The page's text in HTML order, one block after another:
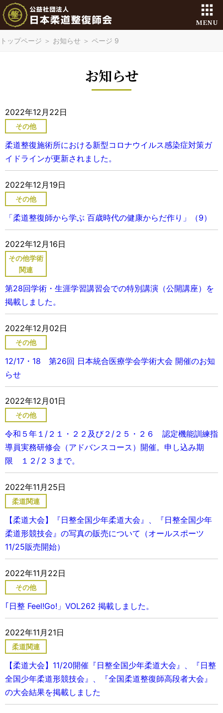
MENU
トップページ ＞ お知らせ ＞ ページ 9
お知らせ
2022年12月22日
その他
柔道整復施術所における新型コロナウイルス感染症対策ガ
イドラインが更新されました。
2022年12月19日
その他
「柔道整復師から学ぶ 百歳時代の健康からだ作り」（9）
2022年12月16日
その他学術
関連
第28回学術・生涯学習講習会での特別講演（公開講座）を
掲載しました。
2022年12月02日
その他
12/17・18 第26回 日本統合医療学会学術大会 開催のお知
らせ
2022年12月01日
その他
令和５年１/２１・２２及び２/２５・２６ 認定機能訓練指
導員実務研修会（アドバンスコース）開催。申し込み期
限 １２/２３まで。
2022年11月25日
柔道関連
【柔道大会】『日整全国少年柔道大会』、『日整全国少年
柔道形競技会』の写真の販売について（オールスポーツ
11/25販売開始）
2022年11月22日
その他
｢日整 Feel!Go!」VOL262 掲載しました。
2022年11月21日
柔道関連
【柔道大会】11/20開催『日整全国少年柔道大会』、『日整
全国少年柔道形競技会』、『全国柔道整復師高段者大会』
の大会結果を掲載しました